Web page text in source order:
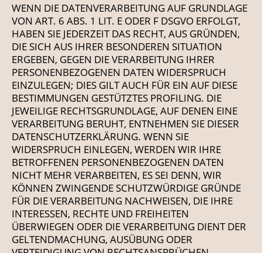
WENN DIE DATENVERARBEITUNG AUF GRUNDLAGE
VON ART. 6 ABS. 1 LIT. E ODER F DSGVO ERFOLGT,
HABEN SIE JEDERZEIT DAS RECHT, AUS GRÜNDEN,
DIE SICH AUS IHRER BESONDEREN SITUATION
ERGEBEN, GEGEN DIE VERARBEITUNG IHRER
PERSONENBEZOGENEN DATEN WIDERSPRUCH
EINZULEGEN; DIES GILT AUCH FÜR EIN AUF DIESE
BESTIMMUNGEN GESTÜTZTES PROFILING. DIE
JEWEILIGE RECHTSGRUNDLAGE, AUF DENEN EINE
VERARBEITUNG BERUHT, ENTNEHMEN SIE DIESER
DATENSCHUTZERKLÄRUNG. WENN SIE
WIDERSPRUCH EINLEGEN, WERDEN WIR IHRE
BETROFFENEN PERSONENBEZOGENEN DATEN
NICHT MEHR VERARBEITEN, ES SEI DENN, WIR
KÖNNEN ZWINGENDE SCHUTZWÜRDIGE GRÜNDE
FÜR DIE VERARBEITUNG NACHWEISEN, DIE IHRE
INTERESSEN, RECHTE UND FREIHEITEN
ÜBERWIEGEN ODER DIE VERARBEITUNG DIENT DER
GELTENDMACHUNG, AUSÜBUNG ODER